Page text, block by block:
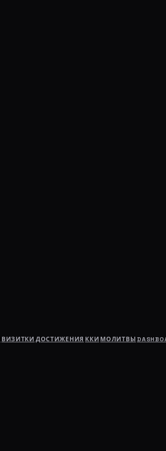
ВИЗИТКИ ДОСТИЖЕНИЯ ККИ МОЛИТВЫ